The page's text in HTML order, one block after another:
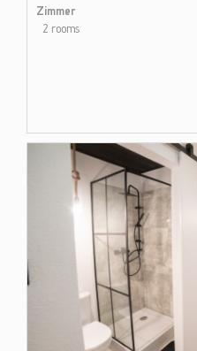
Zimmer
2 rooms